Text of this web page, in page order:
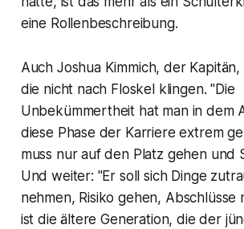
eine Rollenbeschreibung.
Auch Joshua Kimmich, der
die nicht nach Floskel klingen. "Die
Unbekümmertheit hat man in dem
diese Phase der Karriere extrem
muss nur auf den Platz gehen und
Und weiter: "Er soll sich Dinge
nehmen, Risiko gehen, Abschlüsse
ist die ältere Generation, die der